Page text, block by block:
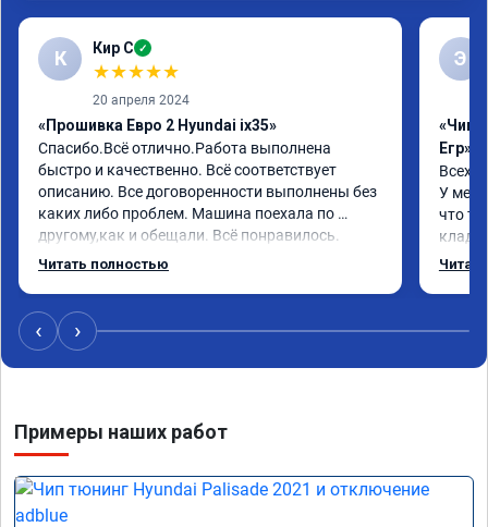
К Кир С ✓
★★★★★
20 апреля 2024
«Прошивка Евро 2 Hyundai ix35»
Спасибо.Всё отлично.Работа выполнена
быстро и качественно. Всё соответствует
описанию. Все договоренности выполнены без
каких либо проблем. Машина поехала по
другому,как и обещали. Всё понравилось.
Рекомендую данную компанию.
Читать полностью
Э
«Чип
Егр»
Всех
У
что
и ЕГР
В
‹ ›
Примеры наших работ